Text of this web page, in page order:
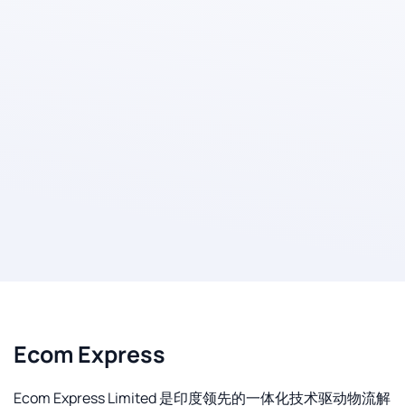
Ecom Express
Ecom Express Limited 是印度领先的一体化技术驱动物流解